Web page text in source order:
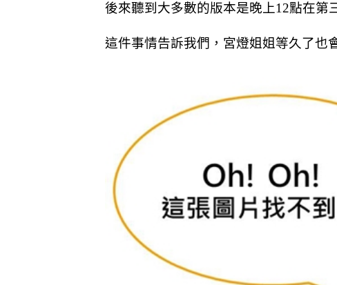
後來聽到大多數的版本是晚上12點在第
這件事情告訴我們，宮燈姐姐等久了